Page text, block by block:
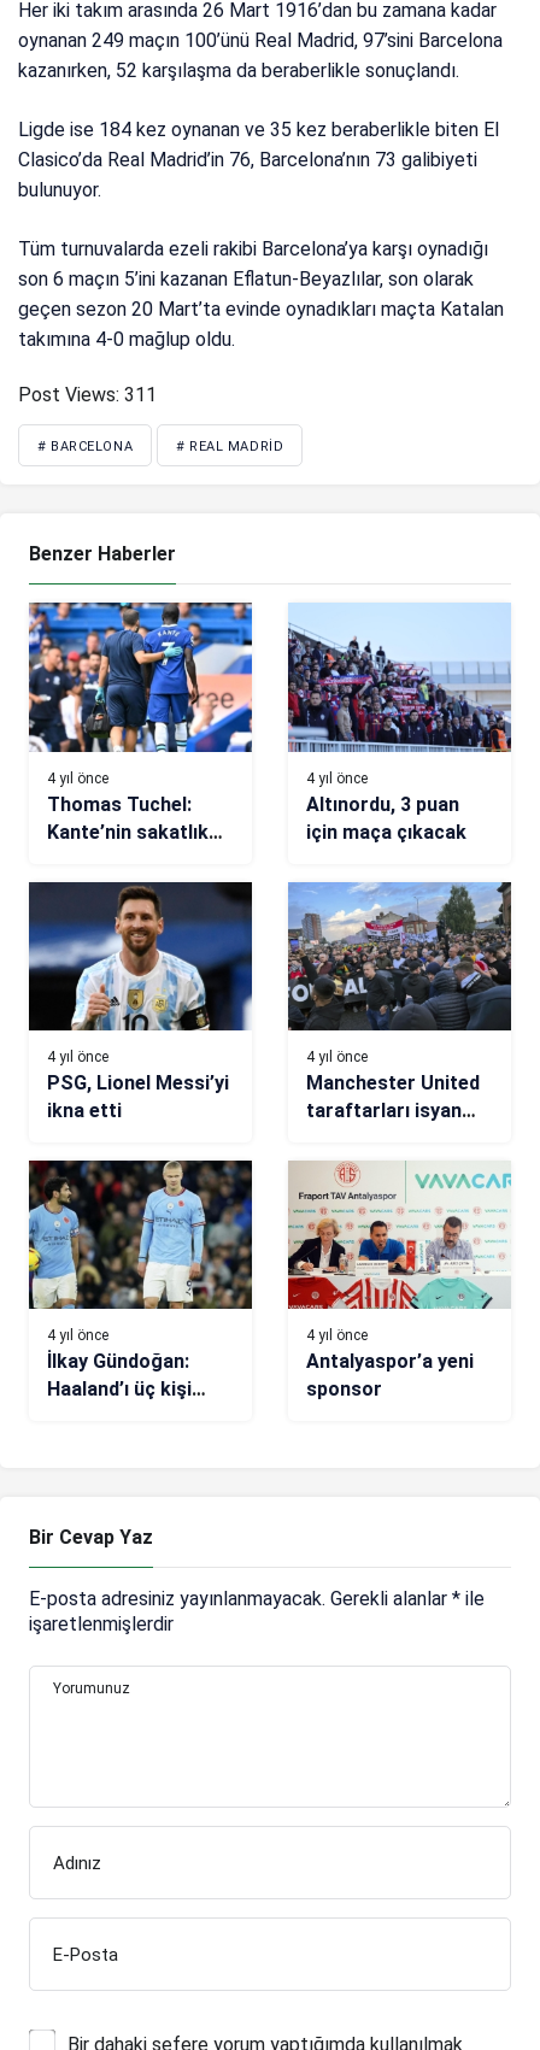
Her iki takım arasında 26 Mart 1916’dan bu zamana kadar
oynanan 249 maçın 100’ünü Real Madrid, 97’sini Barcelona
kazanırken, 52 karşılaşma da beraberlikle sonuçlandı.
Ligde ise 184 kez oynanan ve 35 kez beraberlikle biten El
Clasico’da Real Madrid’in 76, Barcelona’nın 73 galibiyeti
bulunuyor.
Tüm turnuvalarda ezeli rakibi Barcelona’ya karşı oynadığı
son 6 maçın 5’ini kazanan Eflatun-Beyazlılar, son olarak
geçen sezon 20 Mart’ta evinde oynadıkları maçta Katalan
takımına 4-0 mağlup oldu.
Post Views: 311
# BARCELONA # REAL MADRID
Benzer Haberler
4 yıl önce
Thomas Tuchel:
Kante’nin sakatlık
sözleşme
görüşmelerini
etkileyecek
4 yıl önce
Altınordu, 3 puan
için maça çıkacak
4 yıl önce
PSG, Lionel Messi’yi
ikna etti
4 yıl önce
Manchester United
taraftarları isyan
4 yıl önce
İlkay Gündoğan:
Haaland’ı üç kişi
4 yıl önce
Antalyaspor’a yeni
sponsor
Bir Cevap Yaz
E-posta adresiniz yayınlanmayacak. Gerekli alanlar * ile
işaretlenmişlerdir
Yorumunuz
Adınız
E-Posta
Bir dahaki sefere yorum yaptığımda kullanılmak